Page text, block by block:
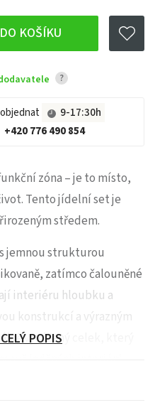
KOŠÍKU
?
9-17:30h
+420 776 490 854
zóna – je to místo,
Tento jídelní set je
středem.
jemnou strukturou
zatímco čalouněné
interiéru hloubku a
konstrukcí a výrazným
vyvážený celek, který
komfort i při delším
POPIS